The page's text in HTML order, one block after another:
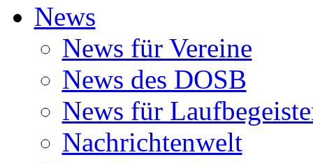
News
News für Vereine
News des DOSB
News für
Nachrichtenwelt